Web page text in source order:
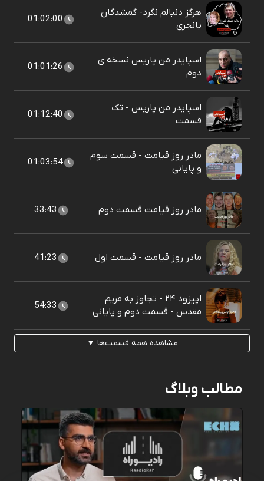
هرگز دنبالم نگرد- گمشدگان
بانجری
01:02:00
اسپایدر من پاریس نسخه ی
دوم
01:01:26
اسپایدر من پاریس - تک
قسمت
01:12:40
مادر روز قیامت - قسمت سوم
و پایانی
01:03:54
مادر روز قیامت قسمت دوم 33:43
مادر روز قیامت - قسمت اول 41:23
اپیزود ۲۴ - تجاوز به مریم
مقدس - قسمت دوم و پایانی
54:33
مشاهده همه قسمت‌ها ▼
مطالب وبلاگ